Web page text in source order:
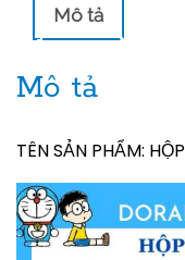
Mô tả
Mô tả
TÊN SẢN PHẨM: